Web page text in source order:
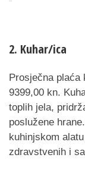
2. Kuhar/ica
Prosječna plaća
9399,00 kn.
toplih jela,
poslužene
kuhinjskom
zdravstvenih i